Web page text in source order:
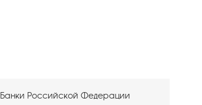
Банки Российской Федерации